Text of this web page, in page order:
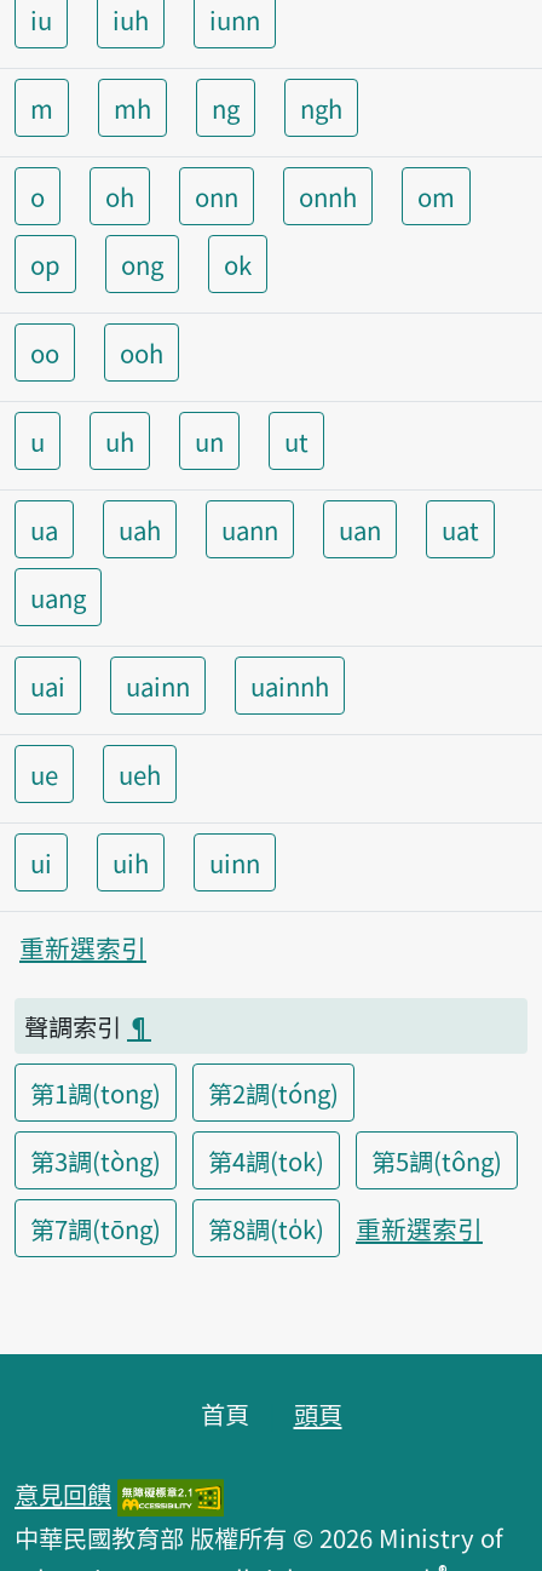
iu iuh iunn
m mh ng ngh
o oh onn onnh
om
op
ong ok
oo ooh
u uh un ut
ua uah uann uan
uat
uang
uai uainn uainnh
ue ueh
ui uih uinn
重新選索引
聲調索引 ¶
第1調(tong)
第2調(tóng)
第3調(tòng)
第4調(tok)
第5調(tông)
第7調(tōng)
第8調(to̍k) 重新選索引
首頁 頭頁
意見回饋
中華民國教育部 版權所有 © 2026 Ministry of